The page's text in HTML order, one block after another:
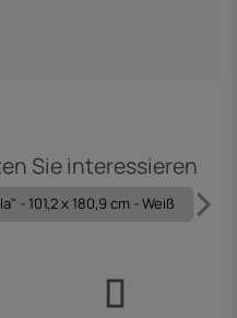
Sie interessieren
- 101,2 x 180,9 cm - Weiß